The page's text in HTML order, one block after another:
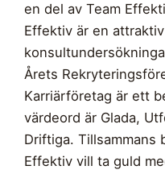
en del av Team
Effektiv är en
Årets
Karriärföretag är ett
värdeord är Glada,
Driftiga. Tillsammans
Effektiv vill ta guld